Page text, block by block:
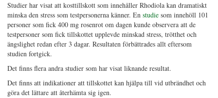
Studier har visat att kosttillskott som innehåller Rhodiola kan dramatiskt
minska den stress som testpersonerna känner. En studie som innehöll 101
personer som fick 400 mg rosenrot om dagen kunde observera att de
testpersoner som fick tillskottet upplevde minskad stress, trötthet och
ängslighet redan efter 3 dagar. Resultaten förbättrades allt eftersom
studien fortgick.
Det finns flera andra studier som har visat liknande resultat.
Det finns att indikationer att tillskottet kan hjälpa till vid utbrändhet och
göra det lättare att återhämta sig igen.